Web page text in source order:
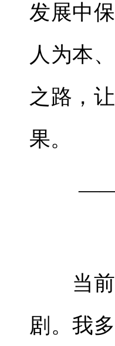
发展中
人为本
之路，
果。
当前
剧。我